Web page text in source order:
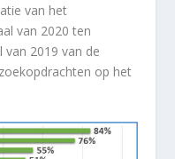
van het
van 2020 ten
2019 van de
op het